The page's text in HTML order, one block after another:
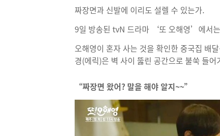
짜장면과 신발에 이리도 설렐 수 있는가.
9일 방송된 tvN 드라마 ‘또 오해영’에서
오해영이 혼자 사는 것을 확인한 중국집 배
경(에릭)은 벽 사이 뚫린 공간으로 불쑥 들
“짜장면 왔어? 말을 해야 알지~~”